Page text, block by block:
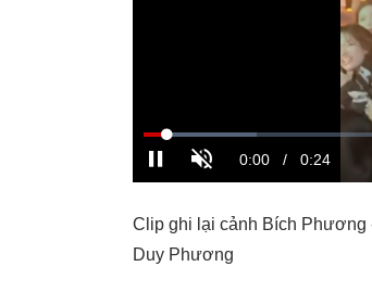
Clip ghi lại cảnh Bích Phương
Duy Phương